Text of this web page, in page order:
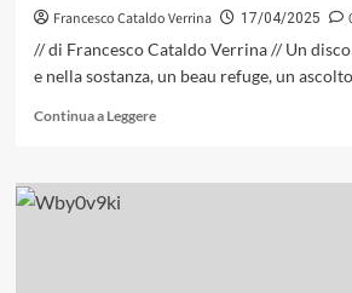
Francesco Cataldo Verrina 17/04/2025
// di Francesco Cataldo Verrina // Un
e nella sostanza, un beau refuge, un
Continua a LeggereLeggi
su